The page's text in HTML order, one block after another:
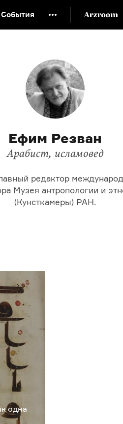
События
Русская литература XX века
Ефим Резван
Арабист, исламовед
редактор
Музея антропологии и
(Кунсткамеры) РАН.
одна